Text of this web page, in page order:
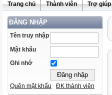
Trang chủ Thành viên Trợ giúp
ĐĂNG NHẬP
Tên truy nhập
Mật khẩu
Ghi nhớ
Quên mật khẩu ĐK thành viên